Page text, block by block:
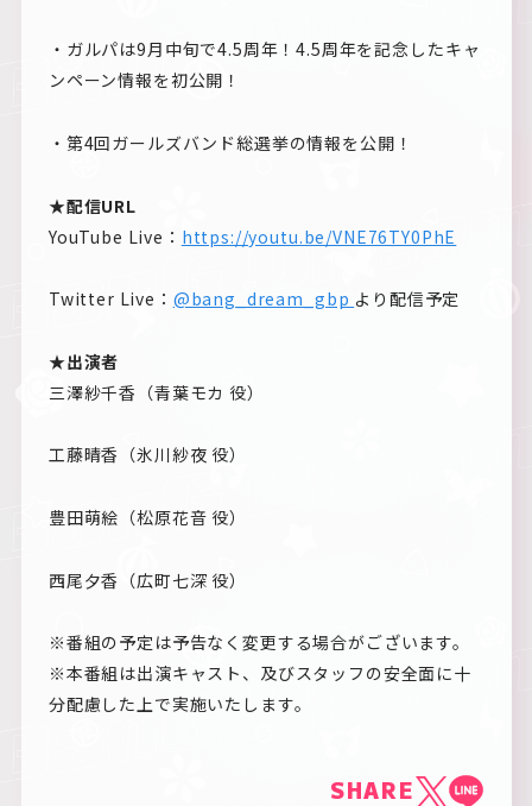
・ガルパは9月中旬で4.5周年！4.5周年を記念したキャ
ンペーン情報を初公開！
・第4回ガールズバンド総選挙の情報を公開！
★配信URL
YouTube Live： https://youtu.be/VNE76TY0PhE
Twitter Live： @bang_dream_gbp より配信予定
★出演者
三澤紗千香（青葉モカ 役）
工藤晴香（氷川紗夜 役）
豊田萌絵（松原花音 役）
西尾夕香（広町七深 役）
※番組の予定は予告なく変更する場合がございます。
※本番組は出演キャスト、及びスタッフの安全面に十
分配慮した上で実施いたします。
SHARE